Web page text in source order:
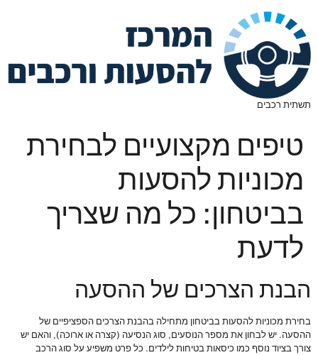
תשתית רכבים
טיפים מקצועיים לבחירת
מכוניות להסעות
בביטחון: כל מה שצריך
לדעת
הבנת הצרכים של ההסעה
בחירת מכוניות להסעות בביטחון מתחילה בהבנת הצרכים הספציפיים של
ההסעה. יש לבחון את מספר הנוסעים, סוג הנסיעה (קצרה או ארוכה), והאם יש
צורך בציוד נוסף כמו כיסאות בטיחות לילדים. כל פרט משפיע על סוג הרכב